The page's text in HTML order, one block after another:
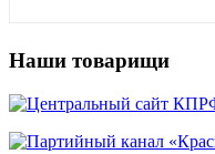
Наши товарищи